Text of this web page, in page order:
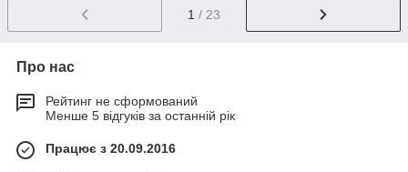
1 / 23
Про нас
Рейтинг не сформований
Менше 5 відгуків за останній рік
Працює з 20.09.2016